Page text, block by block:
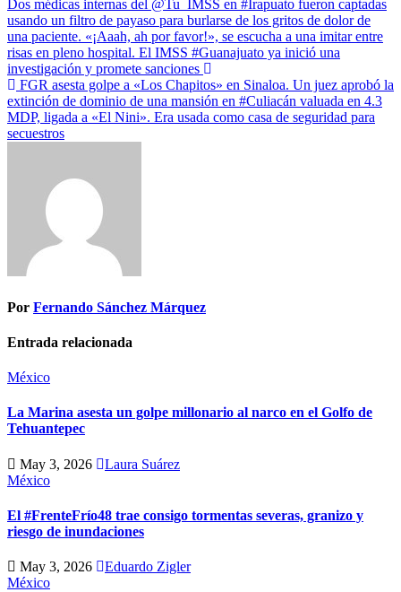
Navegación
de
entradas
Dos médicas internas del @Tu_IMSS en #Irapuato fueron captadas
usando un filtro de payaso para burlarse de los gritos de dolor de
una paciente. «¡Aaah, ah por favor!», se escucha a una imitar entre
risas en pleno hospital. El IMSS #Guanajuato ya inició una
investigación y promete sanciones
FGR asesta golpe a «Los Chapitos» en Sinaloa. Un juez aprobó la
extinción de dominio de una mansión en #Culiacán valuada en 4.3
MDP, ligada a «El Nini». Era usada como casa de seguridad para
secuestros
Por Fernando Sánchez Márquez
Entrada relacionada
México
La Marina asesta un golpe millonario al narco en el Golfo de
Tehuantepec
May 3, 2026
Laura Suárez
México
El #FrenteFrío48 trae consigo tormentas severas, granizo y
riesgo de inundaciones
May 3, 2026
Eduardo Zigler
México